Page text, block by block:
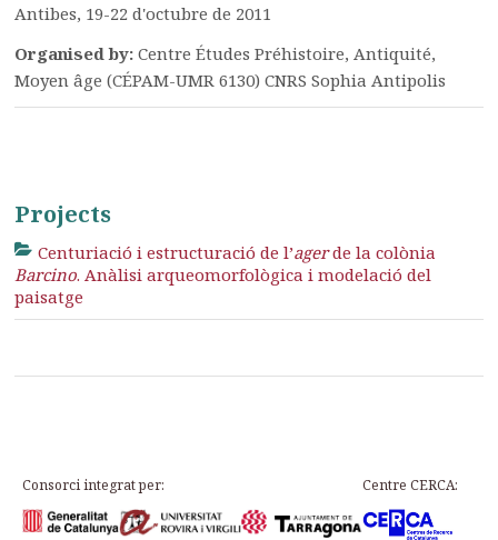
Antibes, 19-22 d'octubre de 2011
Organised by:Centre Études Préhistoire, Antiquité,
Moyen âge (CÉPAM-UMR 6130) CNRS Sophia Antipolis
Projects
Centuriació i estructuració de l’agerde la colònia
Barcino. Anàlisi arqueomorfològica i modelació del
paisatge
Consorci integrat per: Centre CERCA: